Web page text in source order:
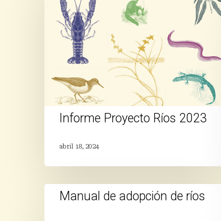
Ríos
2023
Informe Proyecto Ríos 2023
abril 18, 2024
Manual
Manual de adopción de ríos